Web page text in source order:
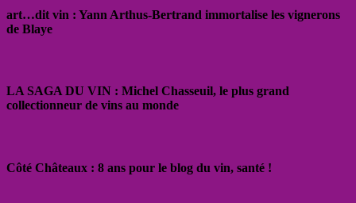
art…dit vin : Yann Arthus-Bertrand immortalise les vignerons
de Blaye
LA SAGA DU VIN : Michel Chasseuil, le plus grand
collectionneur de vins au monde
Côté Châteaux : 8 ans pour le blog du vin, santé !